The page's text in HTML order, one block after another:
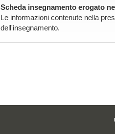
Scheda insegnamento erogato
Le informazioni contenute nella
dell'insegnamento.